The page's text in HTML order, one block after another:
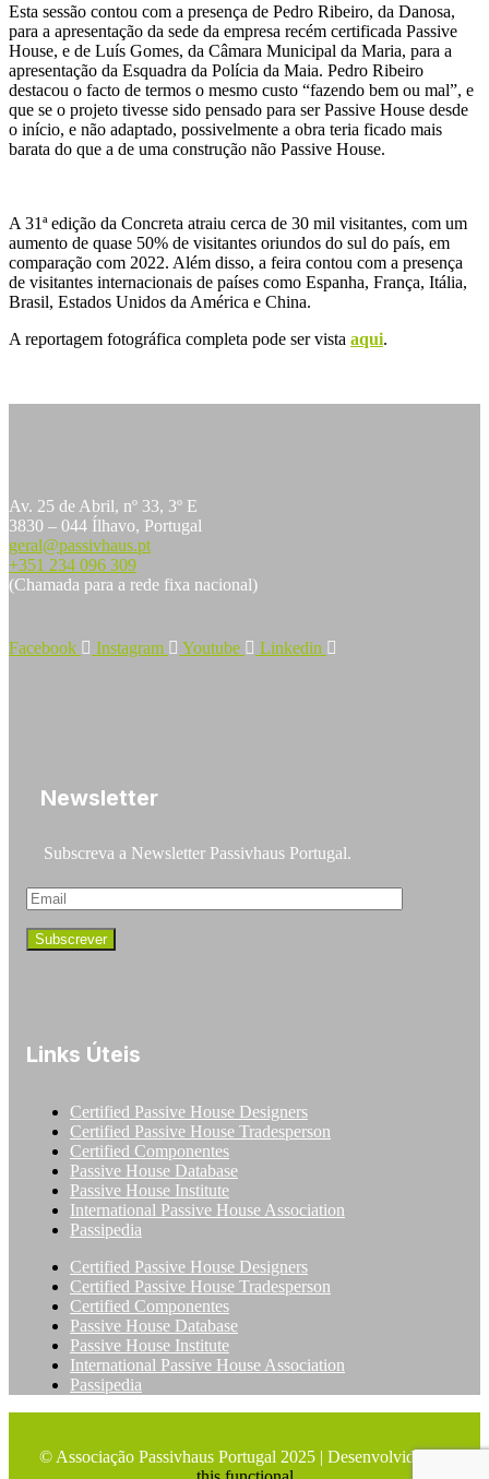
Esta sessão contou com a presença de Pedro Ribeiro, da Danosa,
para a apresentação da sede da empresa recém certificada Passive
House, e de Luís Gomes, da Câmara Municipal da Maria, para a
apresentação da Esquadra da Polícia da Maia. Pedro Ribeiro
destacou o facto de termos o mesmo custo “fazendo bem ou mal”, e
que se o projeto tivesse sido pensado para ser Passive House desde
o início, e não adaptado, possivelmente a obra teria ficado mais
barata do que a de uma construção não Passive House.
A 31ª edição da Concreta atraiu cerca de 30 mil visitantes, com um
aumento de quase 50% de visitantes oriundos do sul do país, em
comparação com 2022. Além disso, a feira contou com a presença
de visitantes internacionais de países como Espanha, França, Itália,
Brasil, Estados Unidos da América e China.
A reportagem fotográfica completa pode ser vista aqui.
Av. 25 de Abril, nº 33, 3º E
3830 – 044 Ílhavo, Portugal
geral@passivhaus.pt
+351 234 096 309
(Chamada para a rede fixa nacional)
Facebook Instagram Youtube Linkedin
Newsletter
Subscreva a Newsletter Passivhaus Portugal.
Links Úteis
Certified Passive House Designers
Certified Passive House Tradesperson
Certified Componentes
Passive House Database
Passive House Institute
International Passive House Association
Passipedia
Certified Passive House Designers
Certified Passive House Tradesperson
Certified Componentes
Passive House Database
Passive House Institute
International Passive House Association
Passipedia
© Associação Passivhaus Portugal 2025 | Desenvolvido por